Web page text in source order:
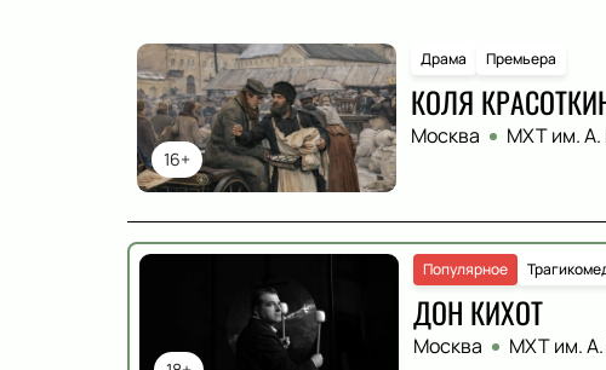
16+
Драма Премьера
КОЛЯ
Москва МХТ им. А.
Популярное
ДОН КИХОТ
Москва МХТ им. А.